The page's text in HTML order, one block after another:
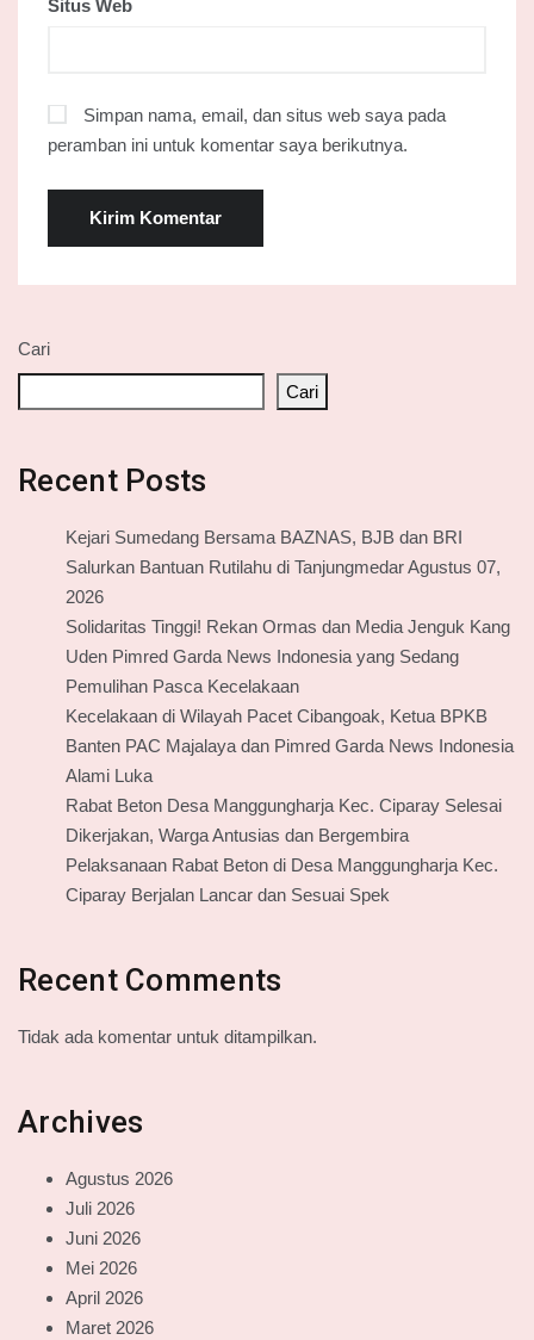
Situs Web
Simpan nama, email, dan situs web saya pada
peramban ini untuk komentar saya berikutnya.
Cari
Cari
Recent Posts
Kejari Sumedang Bersama BAZNAS, BJB dan BRI
Salurkan Bantuan Rutilahu di Tanjungmedar Agustus 07,
2026
Solidaritas Tinggi! Rekan Ormas dan Media Jenguk Kang
Uden Pimred Garda News Indonesia yang Sedang
Pemulihan Pasca Kecelakaan
Kecelakaan di Wilayah Pacet Cibangoak, Ketua BPKB
Banten PAC Majalaya dan Pimred Garda News Indonesia
Alami Luka
Rabat Beton Desa Manggungharja Kec. Ciparay Selesai
Dikerjakan, Warga Antusias dan Bergembira
Pelaksanaan Rabat Beton di Desa Manggungharja Kec.
Ciparay Berjalan Lancar dan Sesuai Spek
Recent Comments
Tidak ada komentar untuk ditampilkan.
Archives
Agustus 2026
Juli 2026
Juni 2026
Mei 2026
April 2026
Maret 2026